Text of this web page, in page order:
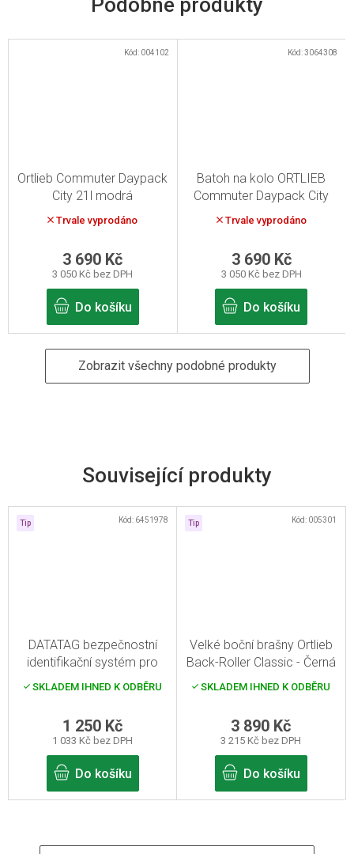
Související produkty
Tip
DATATAG bezpečnostní
identifikační systém pro
elektrokola
SKLADEM IHNED K ODBĚRU
1 033 Kč bez DPH
1 250 Kč
Do košíku
Kód: 6451978 Tip
Velké boční brašny Ortlieb
Back-Roller Classic - Černá
SKLADEM IHNED K ODBĚRU
3 215 Kč bez DPH
3 890 Kč
Do košíku
Kód: 005301
Ortlieb Commuter Daypack
City 21l modrá
Trvale vyprodáno
3 050 Kč bez DPH
3 690 Kč
Do košíku
Kód: 004102
Batoh na kolo ORTLIEB
Commuter Daypack City
21L - rooibos
Trvale vyprodáno
3 050 Kč bez DPH
3 690 Kč
Do košíku
Kód:3064308
Zobrazit všechny podobné produkty